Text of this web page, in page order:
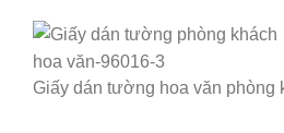
Giấy dán tường hoa văn phòng